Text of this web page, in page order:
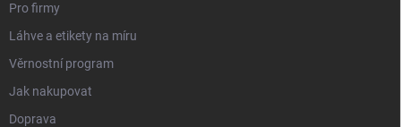
Pro firmy
Láhve a etikety na míru
Věrnostní program
Jak nakupovat
Doprava